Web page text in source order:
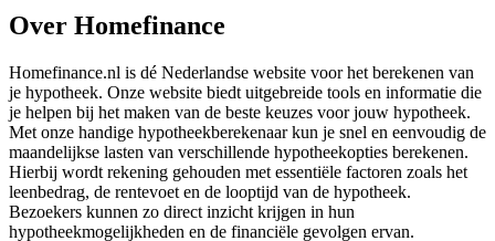
Over Homefinance
Homefinance.nl is dé Nederlandse website voor het berekenen van
je hypotheek. Onze website biedt uitgebreide tools en informatie die
je helpen bij het maken van de beste keuzes voor jouw hypotheek.
Met onze handige hypotheekberekenaar kun je snel en eenvoudig de
maandelijkse lasten van verschillende hypotheekopties berekenen.
Hierbij wordt rekening gehouden met essentiële factoren zoals het
leenbedrag, de rentevoet en de looptijd van de hypotheek.
Bezoekers kunnen zo direct inzicht krijgen in hun
hypotheekmogelijkheden en de financiële gevolgen ervan.